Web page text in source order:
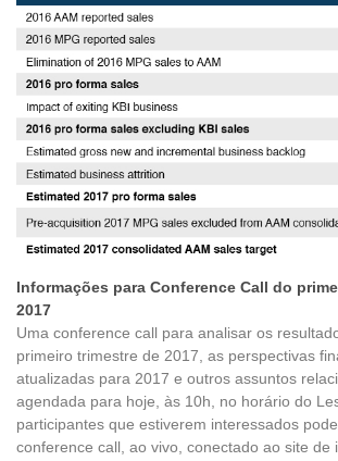
Informações para Conference Call do
2017
Uma conference call para analisar os
primeiro trimestre de 2017, as perspectivas
atualizadas para 2017 e outros assuntos
agendada para hoje, às 10h, no horário do
participantes que estiverem interessados
conference call, ao vivo, conectado ao site de